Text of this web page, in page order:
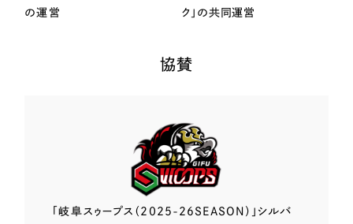
の運営
ク」の共同運営
協賛
「岐阜スゥープス （2025-26SEASON）」 シルバ